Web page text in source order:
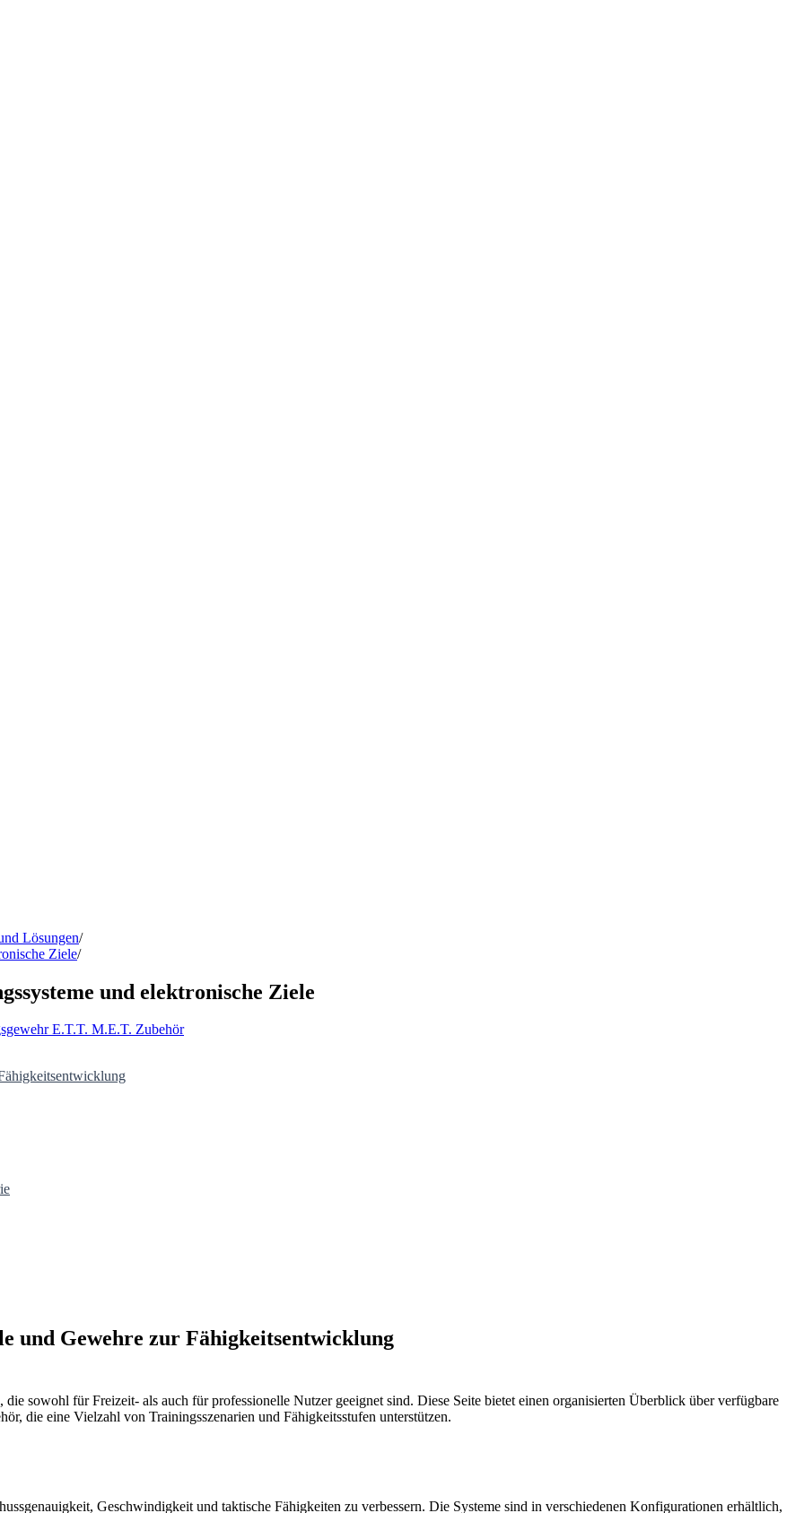
Lösungen/
Ziele/
und elektronische Ziele
E.T.T. M.E.T. Zubehör
und Gewehre zur Fähigkeitsentwicklung
sowohl für Freizeit- als auch für professionelle Nutzer geeignet sind. Diese Seite bietet einen organisierten Überblick über verfügbare
die eine Vielzahl von Trainingsszenarien und Fähigkeitsstufen unterstützen.
Geschwindigkeit und taktische Fähigkeiten zu verbessern. Die Systeme sind in verschiedenen Konfigurationen erhältlich,